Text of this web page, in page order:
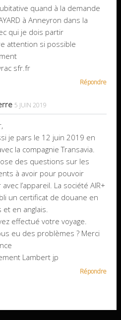
quand à la demande
à Anneyron dans la
qui je dois partir
attention si possible
sfr.fr
Répondre
5 JUIN 2019
je pars le 12 juin 2019 en
la compagnie Transavia.
des questions sur les
à avoir pour pouvoir
l’appareil. La société AIR+
un certificat de douane en
et en anglais.
effectué votre voyage.
eu des problèmes ? Merci
Lambert jp
Répondre